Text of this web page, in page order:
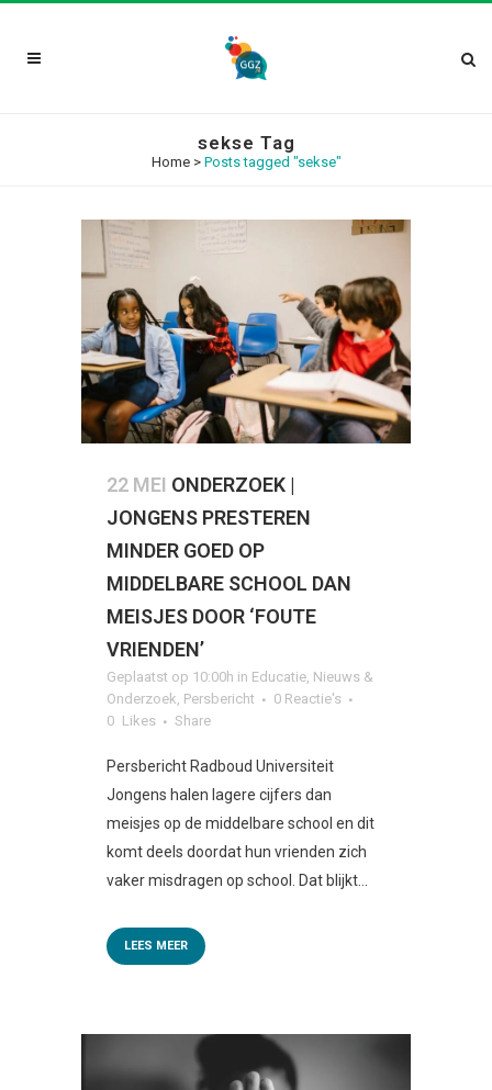
sekse Tag
Home> Posts tagged "sekse"
22 MEI ONDERZOEK |
JONGENS PRESTEREN
MINDER GOED OP
MIDDELBARE SCHOOL DAN
MEISJES DOOR ‘FOUTE
VRIENDEN’
Geplaatst op 10:00h in Educatie, Nieuws &
Onderzoek, Persbericht
0 Reactie's
0 Likes Share
Persbericht Radboud Universiteit
Jongens halen lagere cijfers dan
meisjes op de middelbare school en dit
komt deels doordat hun vrienden zich
vaker misdragen op school. Dat blijkt...
LEES MEER